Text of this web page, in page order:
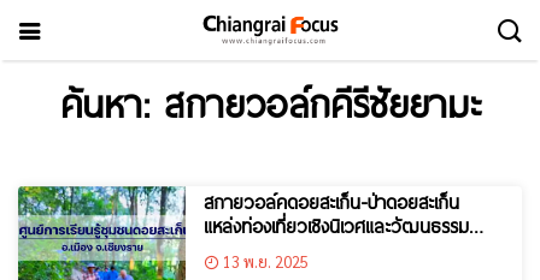
ค้นหา: สกายวอล์กคีรีชัยยามะ
สกายวอล์คดอยสะเก็น-ป่าดอยสะเก็น
แหล่งท่องเที่ยวเชิงนิเวศและวัฒนธรรม
ใจกลางเมืองเชียงราย
13 พ.ย. 2025